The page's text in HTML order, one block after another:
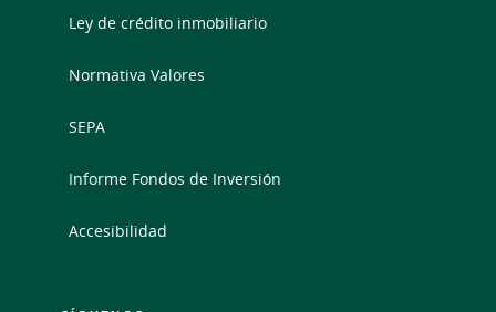
Ley de crédito inmobiliario
Normativa Valores
SEPA
Informe Fondos de Inversión
Accesibilidad